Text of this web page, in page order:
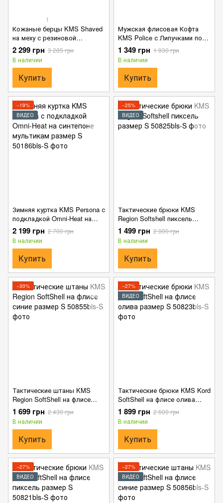
1
Кожаные берцы KMS Shaved
на меху с резиновой
подошвой черные размер 40
2 299 грн 3 285 грн
В наличии
Купить
Мужская флисовая Кофта
KMS Police с Липучками под
шевроны черная размер S
1 349 грн 1 930 грн
В наличии
Купить
−19%
ВИДЕО
Зимняя куртка KMS Persona с
подкладкой Omni-Heat на
синтепоне мультикам размер
S
2 199 грн 2 700 грн
В наличии
Купить
−25%
ВИДЕО
Тактические брюки KMS
Region Softshell пиксель
размер S
1 499 грн 2 000 грн
В наличии
Купить
−30%
Тактические штаны KMS
Region SoftShell на флисе
синие размер S
1 699 грн 2 430 грн
В наличии
Купить
−27%
ВИДЕО
Тактические брюки KMS Kord
SoftShell на флисе олива
размер S
1 899 грн 2 600 грн
В наличии
Купить
−27%
ВИДЕО
−27%
ВИДЕО